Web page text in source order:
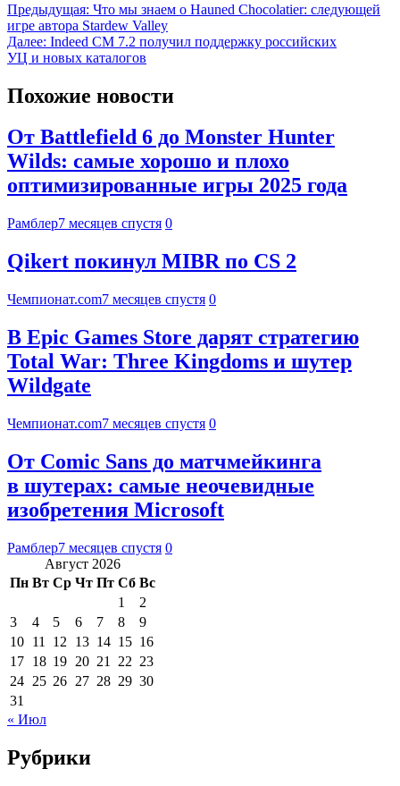
Предыдущая: Что мы знаем о Hauned Chocolatier: следующей
игре автора Stardew Valley
Далее: Indeed CM 7.2 получил поддержку российских
УЦ и новых каталогов
Похожие новости
От Battlefield 6 до Monster Hunter
Wilds: самые хорошо и плохо
оптимизированные игры 2025 года
Рамблер7 месяцев спустя 0
Qikert покинул MIBR по CS 2
Чемпионат.com7 месяцев спустя 0
В Epic Games Store дарят стратегию
Total War: Three Kingdoms и шутер
Wildgate
Чемпионат.com7 месяцев спустя 0
От Comic Sans до матчмейкинга
в шутерах: самые неочевидные
изобретения Microsoft
Рамблер7 месяцев спустя 0
Август 2026
Пн Вт Ср Чт Пт Сб Вс
1
2
3
4 5 6 7 8
9
10 11 12 13 14 15 16
17 18 19 20 21 22 23
24 25 26 27 28 29 30
31
« Июл
Рубрики